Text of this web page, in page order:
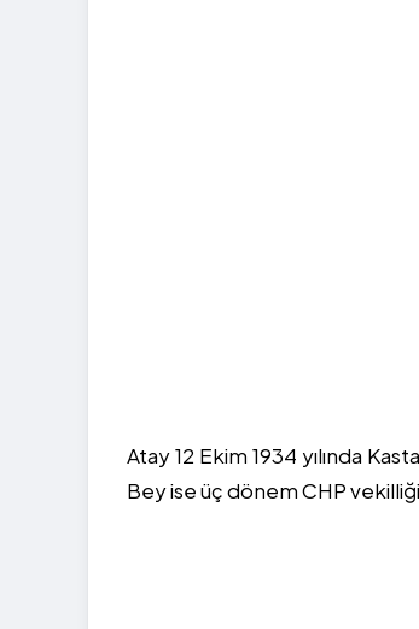
Atay 12 Ekim 1934 yılında
Bey ise üç dönem CHP vekilliği